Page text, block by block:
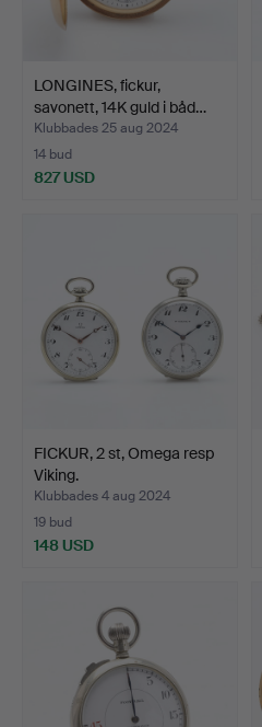
LONGINES, fickur,
savonett, 14K guld i båd…
Klubbades 25 aug 2024
14 bud
827 USD
FICKUR, 2 st, Omega resp
Viking.
Klubbades 4 aug 2024
19 bud
148 USD